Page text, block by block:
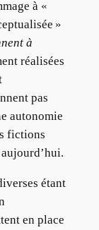
à «
»
à
réalisées
pas
autonomie
fictions
étant
en place